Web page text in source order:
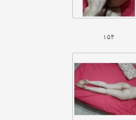
۱۵۴